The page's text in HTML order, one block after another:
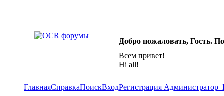
Добро пожаловать, Гость.
Всем привет!
Hi all!
ГлавнаяСправкаПоискВходРегистрация Администратор